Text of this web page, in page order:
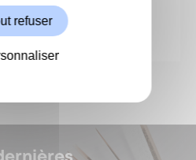
nos forêts !
refuser